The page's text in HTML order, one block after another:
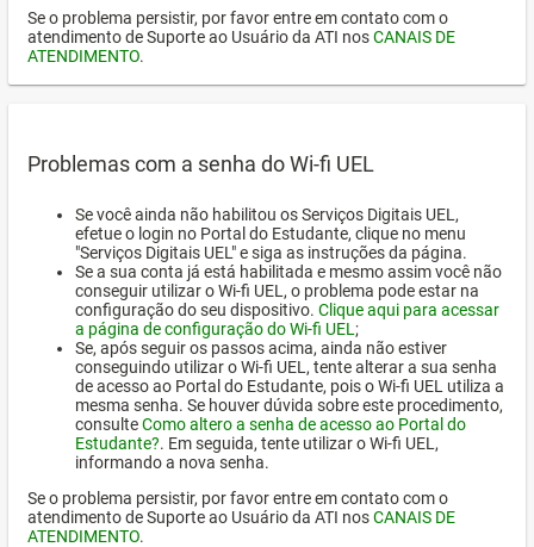
Se o problema persistir, por favor entre em contato com o
atendimento de Suporte ao Usuário da ATI nosCANAIS DE
ATENDIMENTO.
Problemas com a senha do Wi-fi UEL
Se você ainda não habilitou os Serviços Digitais UEL,
efetue o login no Portal do Estudante, clique no menu
"Serviços Digitais UEL" e siga as instruções da página.
Se a sua conta já está habilitada e mesmo assim você não
conseguir utilizar o Wi-fi UEL, o problema pode estar na
configuração do seu dispositivo. Clique aqui para acessar
a página de configuração do Wi-fi UEL ;
Se, após seguir os passos acima, ainda não estiver
conseguindo utilizar o Wi-fi UEL, tente alterar a sua senha
de acesso ao Portal do Estudante, pois o Wi-fi UEL utiliza a
mesma senha. Se houver dúvida sobre este procedimento,
consulteComo altero a senha de acesso ao Portal do
Estudante?. Em seguida, tente utilizar o Wi-fi UEL,
informando a nova senha.
Se o problema persistir, por favor entre em contato com o
atendimento de Suporte ao Usuário da ATI nosCANAIS DE
ATENDIMENTO.